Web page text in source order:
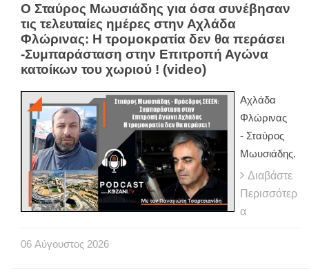
Ο Σταύρος Μωυσιάδης για όσα συνέβησαν
τις τελευταίες ημέρες στην Αχλάδα
Φλώρινας: Η τρομοκρατία δεν θα περάσει
-Συμπαράσταση στην Επιτροπή Αγώνα
κατοίκων του χωριού ! (video)
Αχλάδα
Φλώρινας
- Σταύρος
Μωυσιάδης.
Διαβάστε
Περισσότερ
α
06 Αύγουστος 2026